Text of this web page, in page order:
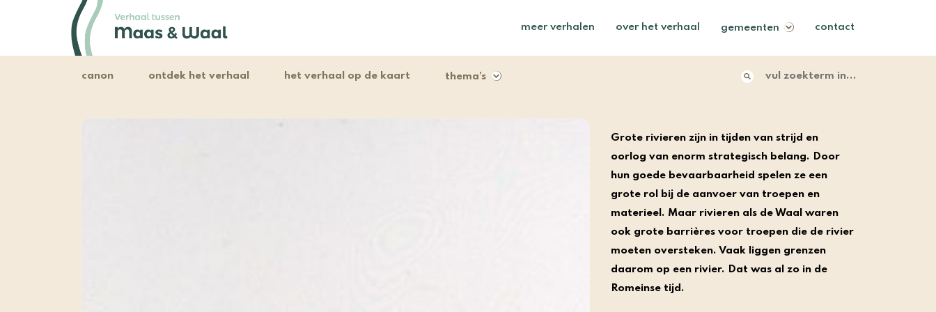
meer verhalen over het verhaal gemeenten contact
canon ontdek het verhaal het verhaal op de kaart thema’s
vul zoekterm in......
Grote rivieren zijn in tijden van strijd en
oorlog van enorm strategisch belang. Door
hun goede bevaarbaarheid spelen ze een
grote rol bij de aanvoer van troepen en
materieel. Maar rivieren als de Waal waren
ook grote barrières voor troepen die de rivier
moeten oversteken. Vaak liggen grenzen
daarom op een rivier. Dat was al zo in de
Romeinse tijd.